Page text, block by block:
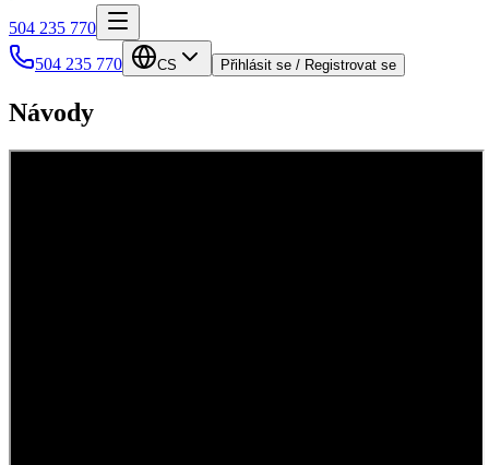
504 235 770
504 235 770
CS Přihlásit se / Registrovat se
Návody